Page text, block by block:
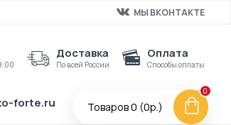
МЫ ВКОНТАКТЕ
Доставка
По всей России
Оплата
Способы оплаты
forte.ru Товаров 0 (0р.)
0